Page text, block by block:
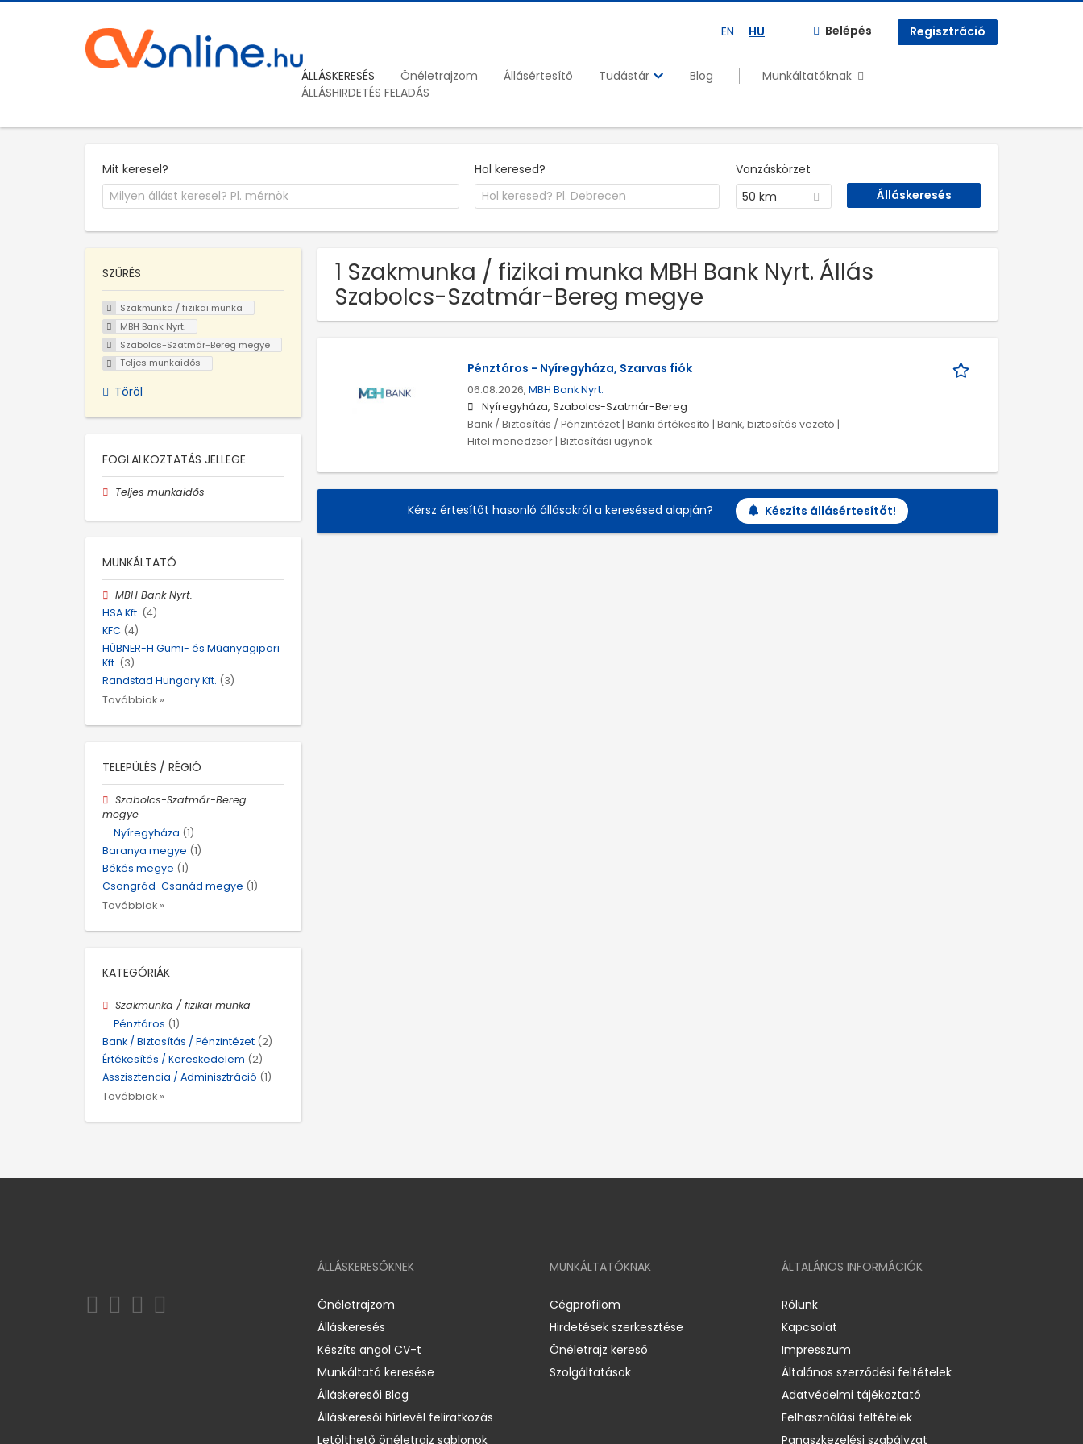
EN HU Belépés Regisztráció
ÁLLÁSKERESÉS Önéletrajzom Állásértesítő Tudástár Blog
Munkáltatóknak
ÁLLÁSHIRDETÉS FELADÁS
Mit keresel? Hol keresed?
Vonzáskörzet
50 km
1 Szakmunka / fizikai munka MBH Bank Nyrt. Állás
Szabolcs-Szatmár-Bereg megye
Pénztáros - Nyíregyháza, Szarvas fiók
06.08.2026, MBH Bank Nyrt.
Nyíregyháza, Szabolcs-Szatmár-Bereg
Bank / Biztosítás / Pénzintézet | Banki értékesítő | Bank, biztosítás vezető |
Hitel menedzser | Biztosítási ügynök
Kérsz értesítőt hasonló állásokról a keresésed alapján? Készíts állásértesítőt!
SZŰRÉS
Szakmunka / fizikai munka
MBH Bank Nyrt.
Szabolcs-Szatmár-Bereg megye
Teljes munkaidős
Töröl
FOGLALKOZTATÁS JELLEGE
Teljes munkaidős
MUNKÁLTATÓ
MBH Bank Nyrt.
HSA Kft. (4)
KFC (4)
HÜBNER-H Gumi- és Műanyagipari
Kft. (3)
Randstad Hungary Kft. (3)
Továbbiak »
TELEPÜLÉS / RÉGIÓ
Szabolcs-Szatmár-Bereg
megye
Nyíregyháza (1)
Baranya megye (1)
Békés megye (1)
Csongrád-Csanád megye (1)
Továbbiak »
KATEGÓRIÁK
Szakmunka / fizikai munka
Pénztáros (1)
Bank / Biztosítás / Pénzintézet (2)
Értékesítés / Kereskedelem (2)
Asszisztencia / Adminisztráció (1)
Továbbiak »
ÁLLÁSKERESŐKNEK
Önéletrajzom
Álláskeresés
Készíts angol CV-t
Munkáltató keresése
Álláskeresői Blog
Álláskeresői hírlevél feliratkozás
Letölthető önéletrajz sablonok
MUNKÁLTATÓKNAK
Cégprofilom
Hirdetések szerkesztése
Önéletrajz kereső
Szolgáltatások
ÁLTALÁNOS INFORMÁCIÓK
Rólunk
Kapcsolat
Impresszum
Általános szerződési feltételek
Adatvédelmi tájékoztató
Felhasználási feltételek
Panaszkezelési szabályzat